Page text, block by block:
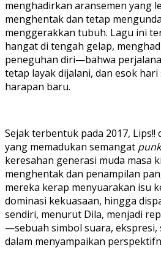
menghadirkan aransemen yang
menghentak dan tetap
menggerakkan tubuh. Lagu ini
hangat di tengah gelap,
peneguhan diri—bahwa
tetap layak dijalani, dan esok
harapan baru.
Sejak terbentuk pada 2017,
yang memadukan semangat
keresahan generasi muda masa
menghentak dan penampilan
mereka kerap menyuarakan isu
dominasi kekuasaan, hingga
sendiri, menurut Dila, menjadi
—sebuah simbol suara, ekspresi,
dalam menyampaikan